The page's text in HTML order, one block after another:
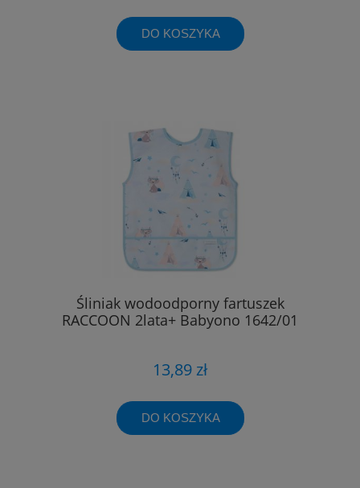
DO KOSZYKA
Śliniak wodoodporny fartuszek
RACCOON 2lata+ Babyono 1642/01
13,89 zł
DO KOSZYKA